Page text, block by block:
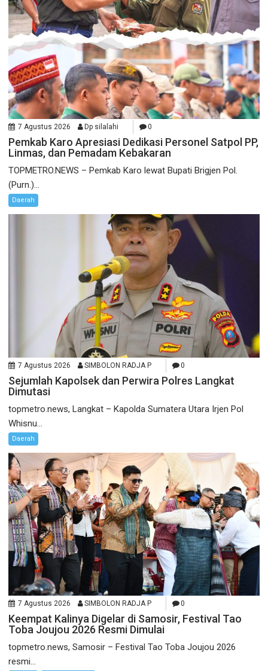
7 Agustus 2026 Dp silalahi 0
Pemkab Karo Apresiasi Dedikasi Personel Satpol PP,
Linmas, dan Pemadam Kebakaran
TOPMETRO.NEWS – Pemkab Karo lewat Bupati Brigjen Pol.
(Purn.)...
Daerah
7 Agustus 2026 SIMBOLON RADJA P 0
Sejumlah Kapolsek dan Perwira Polres Langkat
Dimutasi
topmetro.news, Langkat – Kapolda Sumatera Utara Irjen Pol
Whisnu...
Daerah
7 Agustus 2026 SIMBOLON RADJA P 0
Keempat Kalinya Digelar di Samosir, Festival Tao
Toba Joujou 2026 Resmi Dimulai
topmetro.news, Samosir – Festival Tao Toba Joujou 2026
resmi...